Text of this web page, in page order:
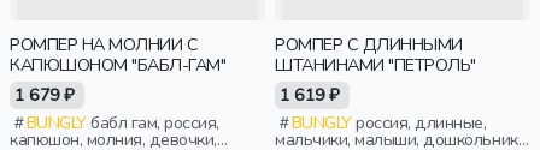
РОМПЕР НА МОЛНИИ С
КАПЮШОНОМ "БАБЛ-ГАМ"
1 679 ₽
BUNGLYбабл гам, россия,
капюшон, молния, девочки,
РОМПЕР С ДЛИННЫМИ
ШТАНИНАМИ "ПЕТРОЛЬ"
1 619 ₽
BUNGLYроссия, длинные,
мальчики, малыши, дошкольники,